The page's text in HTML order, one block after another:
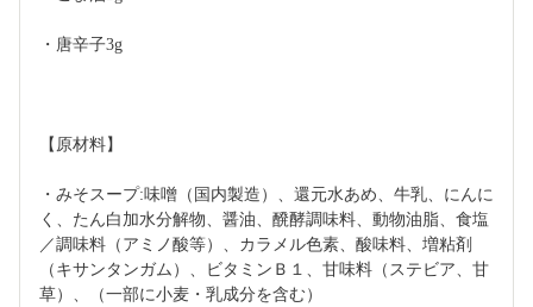
・唐辛子3g
【原材料】
・みそスープ:味噌（国内製造）、還元水あめ、牛乳、にんに
く、たん白加水分解物、醤油、醗酵調味料、動物油脂、食塩
／調味料（アミノ酸等）、カラメル色素、酸味料、増粘剤
（キサンタンガム）、ビタミンＢ１、甘味料（ステビア、甘
草）、（一部に小麦・乳成分を含む）